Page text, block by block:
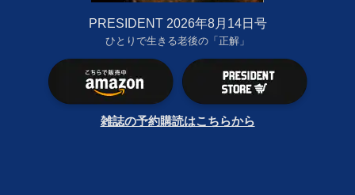
PRESIDENT 2026年8月14日号
ひとりで生きる老後の「正解」
雑誌の予約購読はこちらから